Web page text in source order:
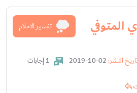
المتوفي تفسير الاحلام
النشر: 1 إجابات